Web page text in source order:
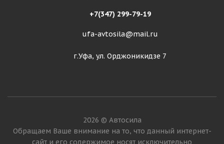
+7(347) 299-79-19
ufa-avtosila@mail.ru
г.Уфа, ул. Орджоникидзе 7
2026 © Автосила
Обращаем Ваше внимание на то, что данный интернет-
сайт и его содержимое носят исключительно